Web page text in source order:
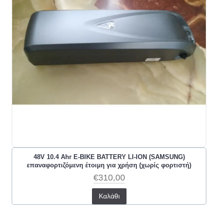
48V 10.4 Ahr E-BIKE BATTERY LI-ION (SAMSUNG)
επαναφορτιζόμενη έτοιμη για χρήση (χωρίς φορτιστή)
€310,00
Καλάθι